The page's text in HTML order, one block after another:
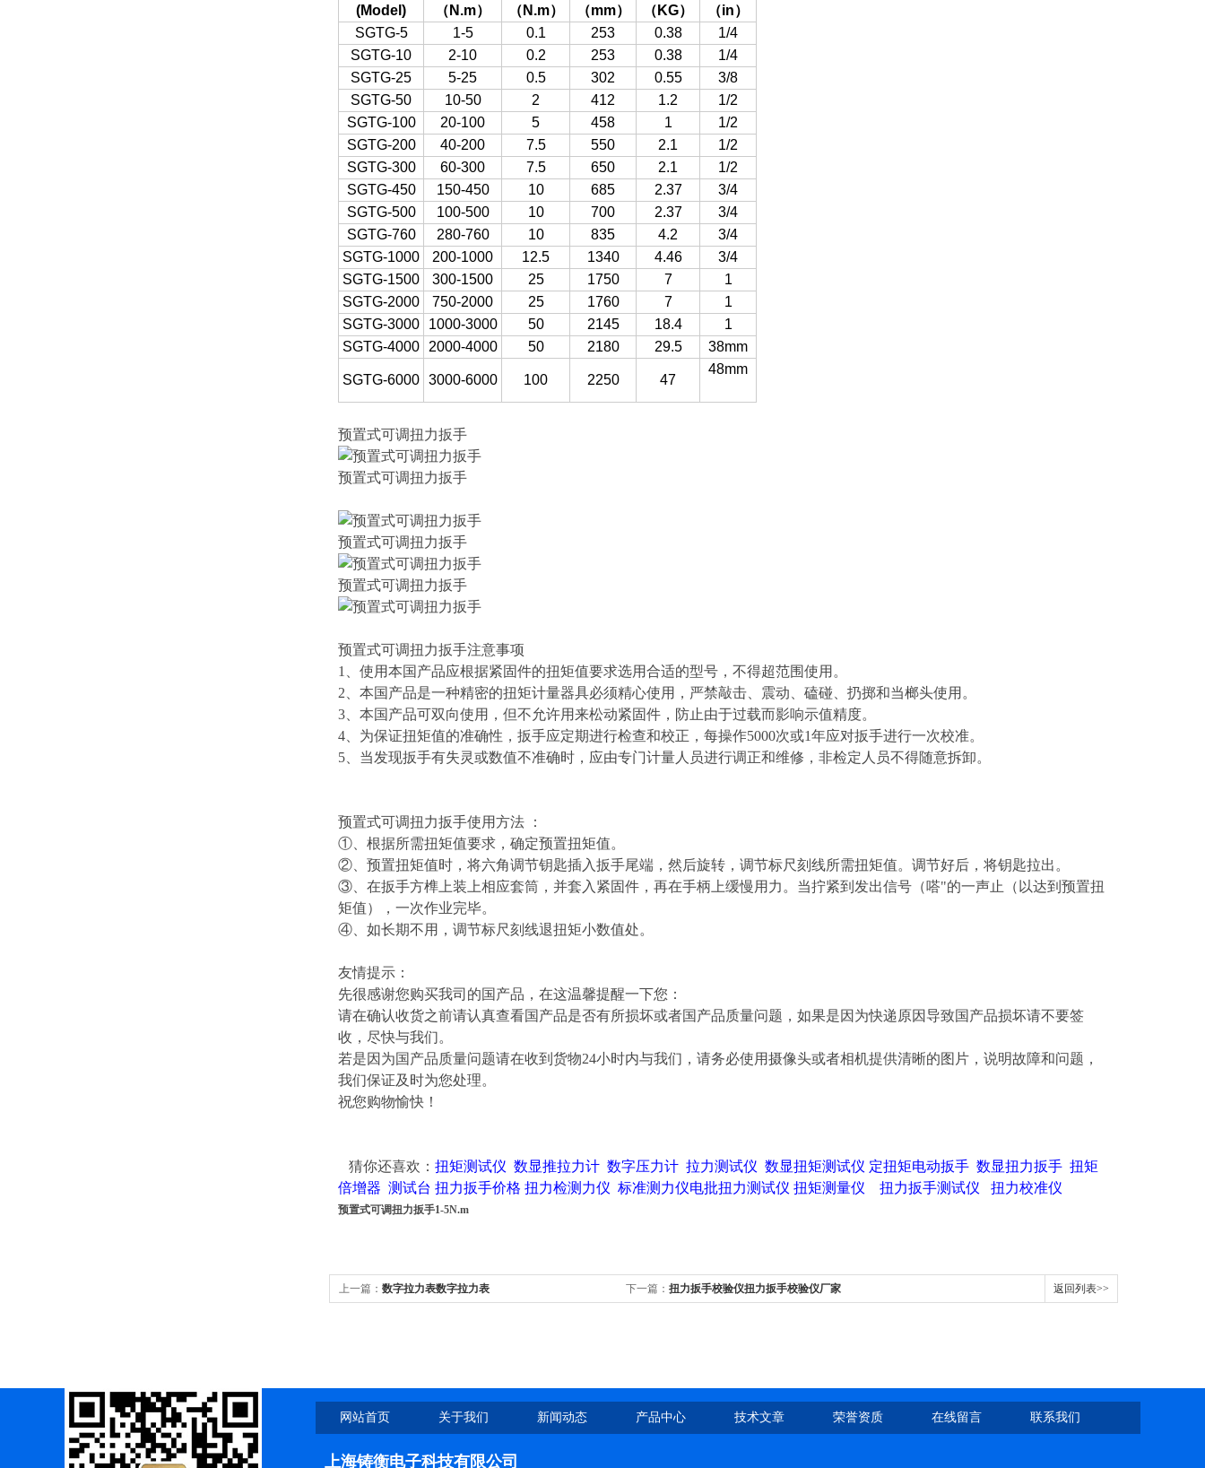
(Model)
（N.m）
（N.m）
（mm）
（KG）
（in）
SGTG-5
1-5 0.1 253 0.38
1/4
SGTG-10
2-10 0.2 253 0.38
1/4
SGTG-25
5-25 0.5 302 0.55
3/8
SGTG-50
10-50 2 412 1.2
1/2
SGTG-100
20-100 5 458 1
1/2
SGTG-200
40-200 7.5 550 2.1
1/2
SGTG-300
60-300 7.5 650 2.1
1/2
SGTG-450
150-450 10 685 2.37
3/4
SGTG-500
100-500 10 700 2.37
3/4
SGTG-760
280-760 10 835 4.2
3/4
SGTG-1000
200-1000 12.5 1340 4.46
3/4
SGTG-1500
300-1500 25 1750 7
1
SGTG-2000
750-2000 25 1760 7
1
SGTG-3000
1000-3000 50 2145 18.4
1
SGTG-4000
2000-4000 50 2180 29.5 38mm
SGTG-6000 3000-6000 100 2250 47
48mm
预置式可调扭力扳手
预置式可调扭力扳手
预置式可调扭力扳手
预置式可调扭力扳手
预置式可调扭力扳手注意事项
1、使用本国产品应根据紧固件的扭矩值要求选用合适的型号，不得超范围使用。
2、本国产品是一种精密的扭矩计量器具必须精心使用，严禁敲击、震动、磕碰、扔掷和当榔头使用。
3、本国产品可双向使用，但不允许用来松动紧固件，防止由于过载而影响示值精度。
4、为保证扭矩值的准确性，扳手应定期进行检查和校正，每操作5000次或1年应对扳手进行一次校准。
5、当发现扳手有失灵或数值不准确时，应由专门计量人员进行调正和维修，非检定人员不得随意拆卸。
预置式可调扭力扳手使用方法 ：
①、根据所需扭矩值要求，确定预置扭矩值。
②、预置扭矩值时，将六角调节钥匙插入扳手尾端，然后旋转，调节标尺刻线所需扭矩值。调节好后，将钥匙拉出。
③、在扳手方榫上装上相应套筒，并套入紧固件，再在手柄上缓慢用力。当拧紧到发出信号（嗒"的一声止（以达到预置扭
矩值），一次作业完毕。
④、如长期不用，调节标尺刻线退扭矩小数值处。
友情提示：
先很感谢您购买我司的国产品，在这温馨提醒一下您：
请在确认收货之前请认真查看国产品是否有所损坏或者国产品质量问题，如果是因为快递原因导致国产品损坏请不要签
收，尽快与我们。
若是因为国产品质量问题请在收到货物24小时内与我们，请务必使用摄像头或者相机提供清晰的图片，说明故障和问题，
我们保证及时为您处理。
祝您购物愉快！
猜你还喜欢： 扭矩测试仪 数显推拉力计 数字压力计 拉力测试仪 数显扭矩测试仪 定扭矩电动扳手 数显扭力扳手 扭矩
倍增器 测试台 扭力扳手价格 扭力检测力仪 标准测力仪电批扭力测试仪 扭矩测量仪 扭力扳手测试仪 扭力校准仪
预置式可调扭力扳手1-5N.m
上一篇： 数字拉力表数字拉力表 下一篇： 扭力扳手校验仪扭力扳手校验仪厂家 返回列表>>
网站首页 关于我们 新闻动态 产品中心 技术文章 荣誉资质 在线留言 联系我们
上海铸衡电子科技有限公司